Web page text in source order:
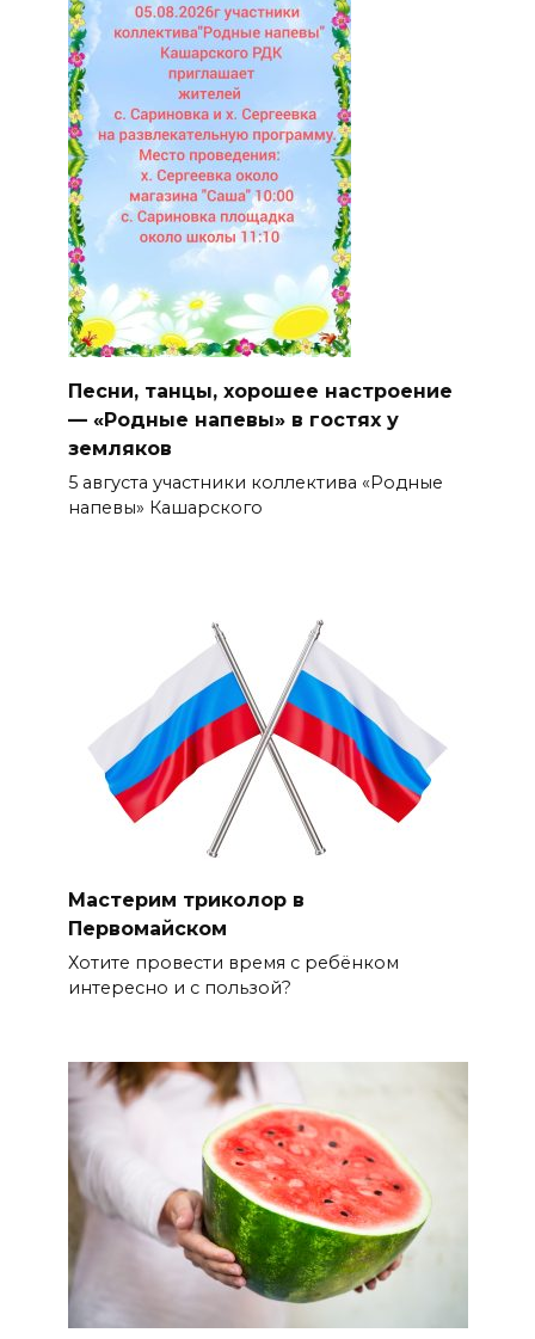
Песни, танцы, хорошее настроение
— «Родные напевы» в гостях у
земляков
5 августа участники коллектива «Родные
напевы» Кашарского
Мастерим триколор в
Первомайском
Хотите провести время с ребёнком
интересно и с пользой?